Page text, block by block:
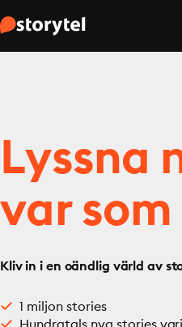
Lyssna
var
Kliv in i en oändlig värld av
1 miljon stories
Hundratals nya stories